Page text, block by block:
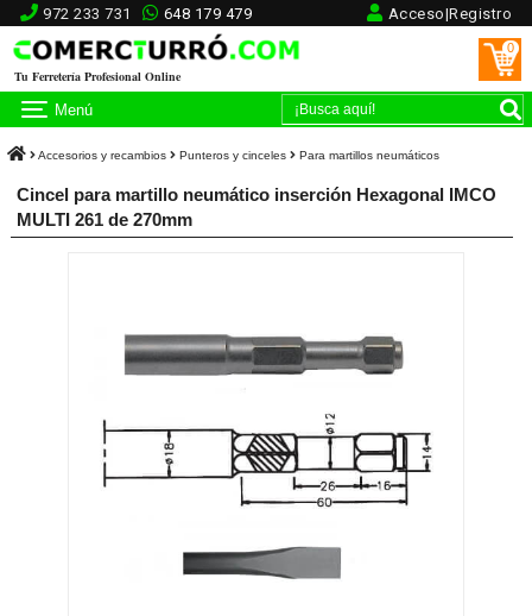
972 233 731 648 179 479 Acceso|Registro
Tu Ferretería Profesional Online
0
Menú
Accesorios y recambios Punteros y cinceles Para martillos neumáticos
Cincel para martillo neumático inserción Hexagonal IMCO
MULTI 261 de 270mm